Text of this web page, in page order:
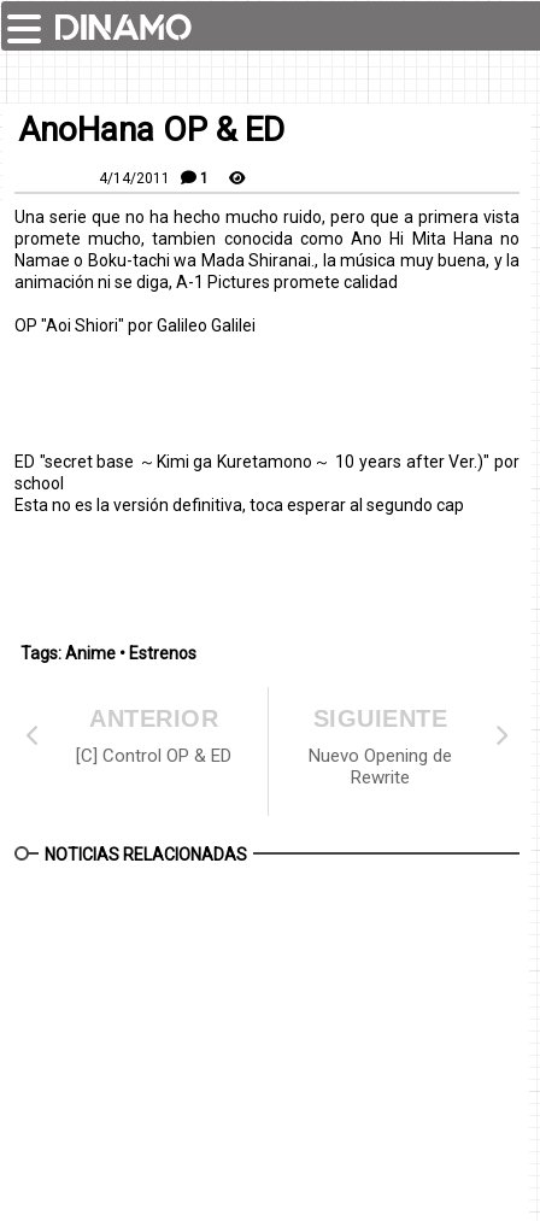
AnoHana OP & ED
4/14/2011 1
Una serie que no ha hecho mucho ruido, pero que a primera vista
promete mucho, tambien conocida como Ano Hi Mita Hana no
Namae o Boku-tachi wa Mada Shiranai., la música muy buena, y la
animación ni se diga, A-1 Pictures promete calidad
OP "Aoi Shiori" por Galileo Galilei
ED "secret base ～Kimi ga Kuretamono～ 10 years after Ver.)" por
school
Esta no es la versión definitiva, toca esperar al segundo cap
Tags:Anime • Estrenos
SIGUIENTE
Nuevo Opening de
Rewrite
ANTERIOR
[C] Control OP & ED
NOTICIAS RELACIONADAS